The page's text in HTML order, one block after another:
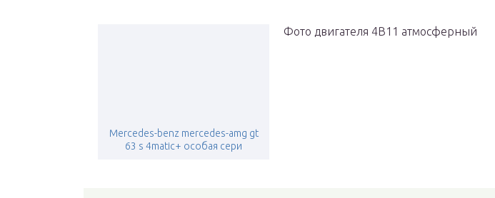
Mercedes-benz mercedes-amg gt
63 s 4matic+ особая сери
Фото двигателя 4B11 атмосферный